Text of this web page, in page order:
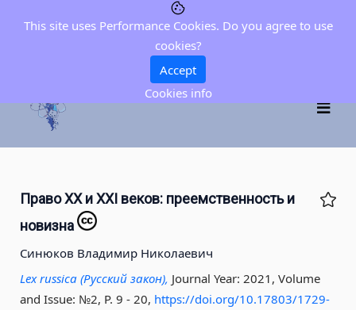
Право XX и XXI веков: преемственность и
новизна
Синюков Владимир Николаевич
Lex russica (Русский закон), Journal Year: 2021, Volume
and Issue: №2, P. 9 - 20, https://doi.org/10.17803/1729-
This site uses Performance Cookies. Do you agree to use
cookies?
Accept
Cookies info